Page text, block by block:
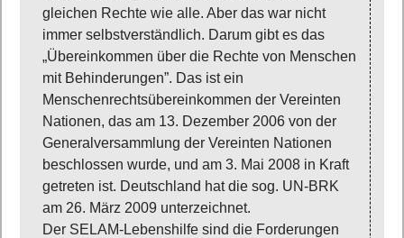
gleichen Rechte wie alle. Aber das war nicht
immer selbstverständlich. Darum gibt es das
„Übereinkommen über die Rechte von Menschen
mit Behinderungen”. Das ist ein
Menschenrechtsübereinkommen der Vereinten
Nationen, das am 13. Dezember 2006 von der
Generalversammlung der Vereinten Nationen
beschlossen wurde, und am 3. Mai 2008 in Kraft
getreten ist. Deutschland hat die sog. UN-BRK
am 26. März 2009 unterzeichnet.
Der SELAM-Lebenshilfe sind die Forderungen